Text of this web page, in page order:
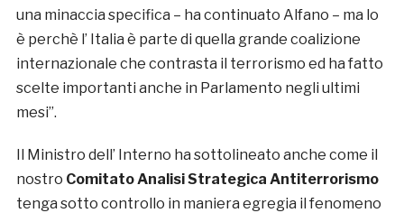
una minaccia specifica – ha continuato Alfano – ma lo
è perchè l’ Italia è parte di quella grande coalizione
internazionale che contrasta il terrorismo ed ha fatto
scelte importanti anche in Parlamento negli ultimi
mesi”.
Il Ministro dell’ Interno ha sottolineato anche come il
nostro Comitato Analisi Strategica Antiterrorismo
tenga sotto controllo in maniera egregia il fenomeno